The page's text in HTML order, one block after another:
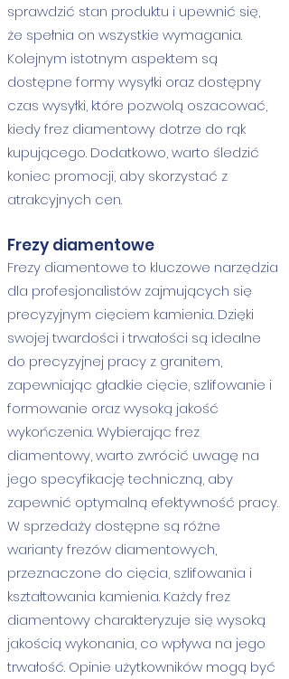
sprawdzić stan produktu i upewnić się,
że spełnia on wszystkie wymagania.
Kolejnym istotnym aspektem są
dostępne formy wysyłki oraz dostępny
czas wysyłki, które pozwolą oszacować,
kiedy frez diamentowy dotrze do rąk
kupującego. Dodatkowo, warto śledzić
koniec promocji, aby skorzystać z
atrakcyjnych cen.
Frezy diamentowe
Frezy diamentowe to kluczowe narzędzia
dla profesjonalistów zajmujących się
precyzyjnym cięciem kamienia. Dzięki
swojej twardości i trwałości są idealne
do precyzyjnej pracy z granitem,
zapewniając gładkie cięcie, szlifowanie i
formowanie oraz wysoką jakość
wykończenia. Wybierając frez
diamentowy, warto zwrócić uwagę na
jego specyfikację techniczną, aby
zapewnić optymalną efektywność pracy.
W sprzedaży dostępne są różne
warianty frezów diamentowych,
przeznaczone do cięcia, szlifowania i
kształtowania kamienia. Każdy frez
diamentowy charakteryzuje się wysoką
jakością wykonania, co wpływa na jego
trwałość. Opinie użytkowników mogą być